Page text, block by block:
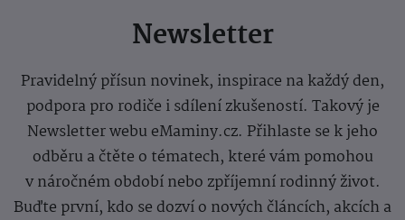
Newsletter
Pravidelný přísun novinek, inspirace na každý den,
podpora pro rodiče i sdílení zkušeností. Takový je
Newsletter webu eMaminy.cz. Přihlaste se k jeho
odběru a čtěte o tématech, které vám pomohou
v náročném období nebo zpříjemní rodinný život.
Buďte první, kdo se dozví o nových článcích, akcích a